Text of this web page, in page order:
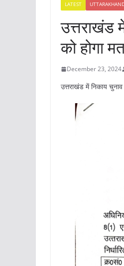
LATEST
उत्तराखंड
को होगा
December 23, 2024
उत्तराखंड में निकाय